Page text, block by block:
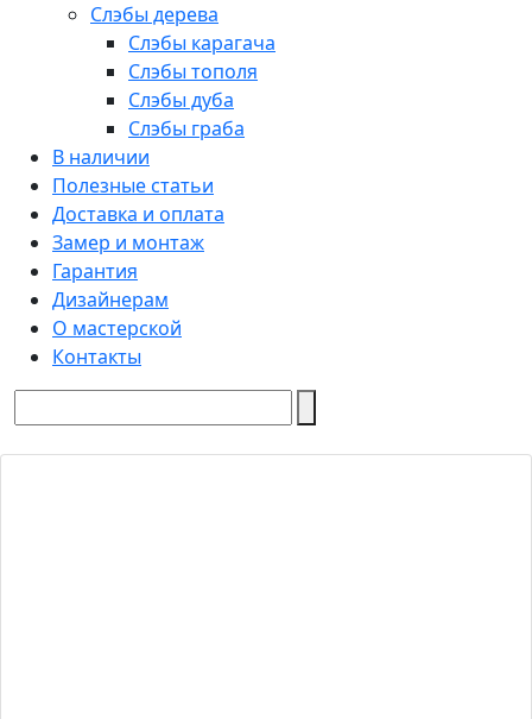
Слэбы дерева
Слэбы карагача
Слэбы тополя
Слэбы дуба
Слэбы граба
В наличии
Полезные статьи
Доставка и оплата
Замер и монтаж
Гарантия
Дизайнерам
О мастерской
Контакты